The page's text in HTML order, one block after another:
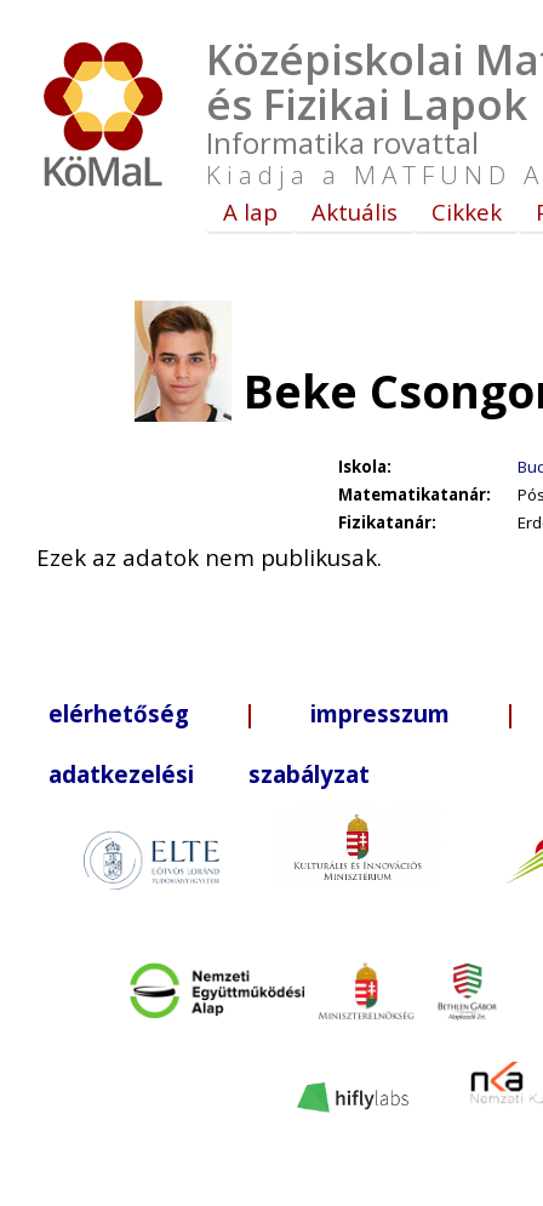
Középiskolai
és Fizikai Lapok
Informatika rovattal
Kiadja a MATFUND
A lap Aktuális Cikkek
Beke
Iskola:
Matematikatanár:
Fizikatanár:
Ezek az adatok nem publikusak.
elérhetőség | impresszum |
adatkezelési szabályzat